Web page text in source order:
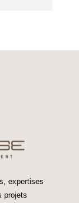
expertises
projets